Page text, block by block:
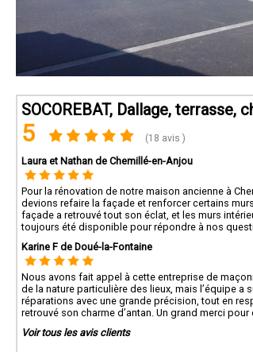
SOCOREBAT, Dallage, terrasse,
5 (18 avis )
Laura et Nathan de Chemillé-en-Anjou
Pour la rénovation de notre maison ancienne à
devions refaire la façade et renforcer certains
façade a retrouvé tout son éclat, et les murs
toujours été disponible pour répondre à nos
Karine F de Doué-la-Fontaine
Nous avons fait appel à cette entreprise de
de la nature particulière des lieux, mais l’équipe
réparations avec une grande précision, tout en
retrouvé son charme d’antan. Un grand merci
Voir tous les avis clients